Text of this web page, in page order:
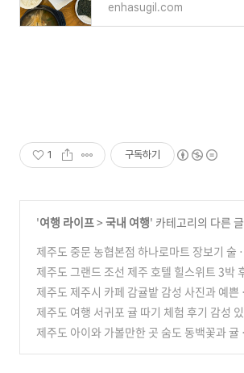
enhasugil.com
1 구독하기
'여행 라이프>국내 여행' 카테고리의 다른 글
제주도 중문 농협본점 하나로마트 장보기 술
회 가격
(0)
제주도 그랜드 조선 제주 호텔 힐스위트 3박
(0)
제주도 제주시 카페 감귤밭 감성 사진과 예쁜
저트가 있는 두갓
(1)
제주도 여행 서귀포 귤 따기 체험 후기 감성
제주에 인 감귤밭 (1)
제주도 아이와 가볼만한 곳 숨도 동백꽃과 귤